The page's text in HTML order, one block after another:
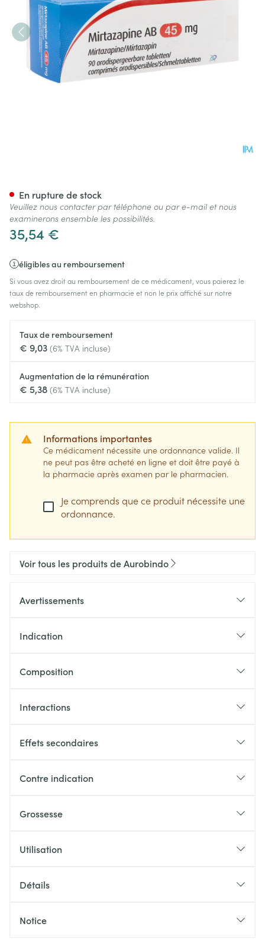
35,54 €
éligibles au remboursement
Si vous avez droit au remboursement de ce médicament, vous paierez le
taux de remboursement en pharmacie et non le prix affiché sur notre
webshop.
Taux de remboursement
€ 9,03 (6% TVA incluse)
Augmentation de la rémunération
€ 5,38 (6% TVA incluse)
Informations importantes
Ce médicament nécessite une ordonnance valide. Il
ne peut pas être acheté en ligne et doit être payé à
la pharmacie après examen par le pharmacien.
Je comprends que ce produit nécessite une
ordonnance.
En rupture de stock
Veuillez nous contacter par téléphone ou par e-mail et nous
examinerons ensemble les possibilités.
Voir tous les produits de Aurobindo
Avertissements
Indication
Composition
Interactions
Effets secondaires
Contre indication
Grossesse
Utilisation
Détails
Notice